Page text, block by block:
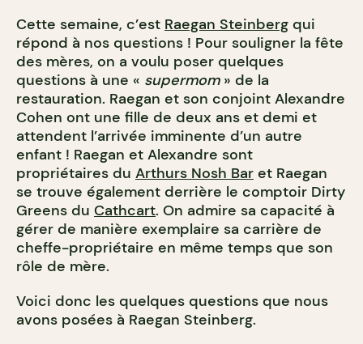
Cette semaine, c’est Raegan Steinberg qui
répond à nos questions ! Pour souligner la fête
des mères, on a voulu poser quelques
questions à une « supermom» de la
restauration. Raegan et son conjoint Alexandre
Cohen ont une fille de deux ans et demi et
attendent l’arrivée imminente d’un autre
enfant ! Raegan et Alexandre sont
propriétaires du Arthurs Nosh Bar et Raegan
se trouve également derrière le comptoir Dirty
Greens du Cathcart. On admire sa capacité à
gérer de manière exemplaire sa carrière de
cheffe-propriétaire en même temps que son
rôle de mère.
Voici donc les quelques questions que nous
avons posées à Raegan Steinberg.